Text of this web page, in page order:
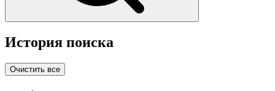
История поиска
Очистить все